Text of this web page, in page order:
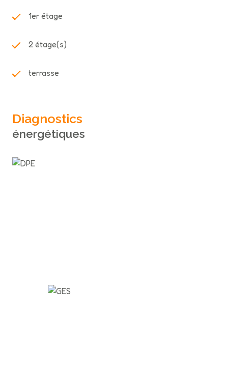
1er étage
2 étage(s)
terrasse
Diagnostics
énergétiques